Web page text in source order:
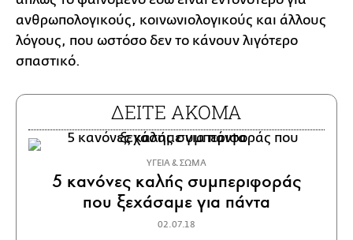
ανθρωπολογικούς, κοινωνιολογικούς και άλλους
λόγους, που ωστόσο δεν το κάνουν λιγότερο
σπαστικό.
ΔΕΙΤΕ ΑΚΟΜΑ
ΥΓΕΙΑ & ΣΩΜΑ
5 κανόνες καλής συμπεριφοράς
που ξεχάσαμε για πάντα
02.07.18